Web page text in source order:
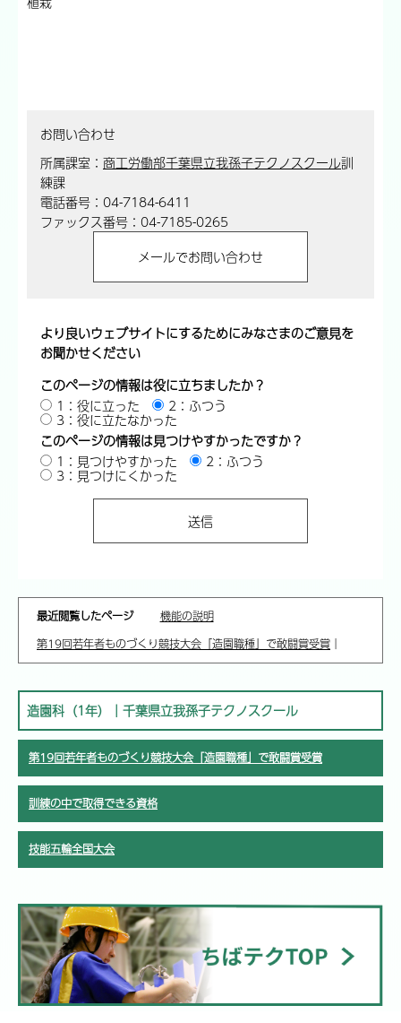
最近閲覧したページ
機能の説明
第19回若年者ものづくり競技大会「造園職種」で敢闘賞受賞 ｜
造園科（1年）｜千葉県立我孫子テクノスクール
第19回若年者ものづくり競技大会「造園職種」で敢闘賞受賞
訓練の中で取得できる資格
技能五輪全国大会
お問い合わせ
所属課室： 商工労働部千葉県立我孫子テクノスクール訓
練課
電話番号：04-7184-6411
ファックス番号：04-7185-0265
より良いウェブサイトにするためにみなさまのご意見を
お聞かせください
このページの情報は役に立ちましたか？
1：役に立った
2：ふつう
3：役に立たなかった
このページの情報は見つけやすかったですか？
1：見つけやすかった
2：ふつう
3：見つけにくかった